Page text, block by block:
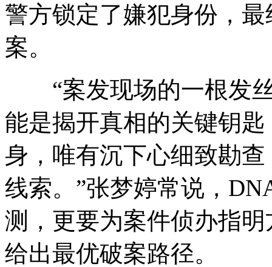
警方锁定了嫌犯身份，
案。
“案发现场的一根发丝
能是揭开真相的关键钥
身，唯有沉下心细致勘
线索。”张梦婷常说，
测，更要为案件侦办指
给出最优破案路径。